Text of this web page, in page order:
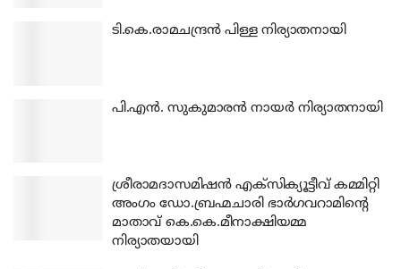
ടി.കെ.രാമചന്ദ്രന്‍ പിള്ള നിര്യാതനായി
പി.എന്‍. സുകുമാരന്‍ നായര്‍ നിര്യാതനായി
ശ്രീരാമദാസമിഷന്‍ എക്‌സിക്യൂട്ടീവ് കമ്മിറ്റി
അംഗം ഡോ.ബ്രഹ്മചാരി ഭാര്‍ഗവറാമിന്റെ
മാതാവ് കെ.കെ.മീനാക്ഷിയമ്മ
നിര്യാതയായി